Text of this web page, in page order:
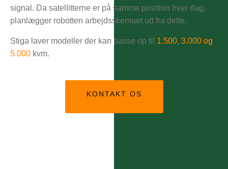
signal. Da satellitterne er på samme position hver dag,
planlægger robotten arbejdsskemaet ud fra dette.
Stiga laver modeller der kan passe op til 1.500, 3.000 og
5.000 kvm.
KONTAKT OS